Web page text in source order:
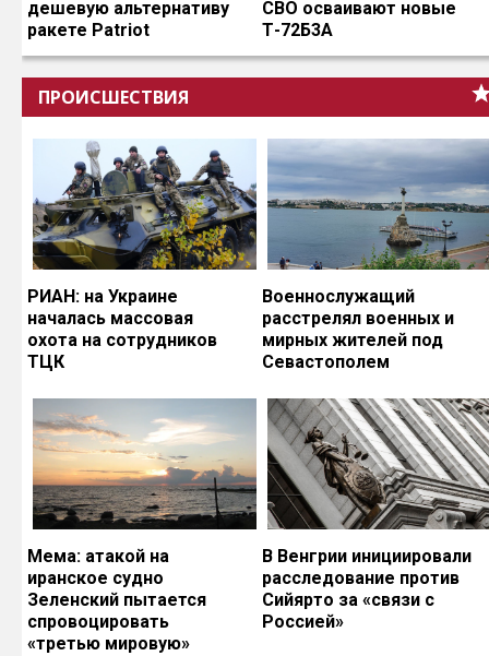
дешевую альтернативу
ракете Patriot
СВО осваивают новые
Т-72Б3А
ПРОИСШЕСТВИЯ
РИАН: на Украине
началась массовая
охота на сотрудников
ТЦК
Военнослужащий
расстрелял военных и
мирных жителей под
Севастополем
Мема: атакой на
иранское судно
Зеленский пытается
спровоцировать
«третью мировую»
В Венгрии инициировали
расследование против
Сийярто за «связи с
Россией»